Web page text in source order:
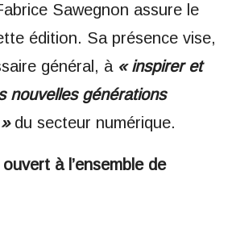
Sawegnon assure le
édition. Sa présence vise,
général, à « inspirer et
nouvelles générations
du secteur numérique.
à l’ensemble de